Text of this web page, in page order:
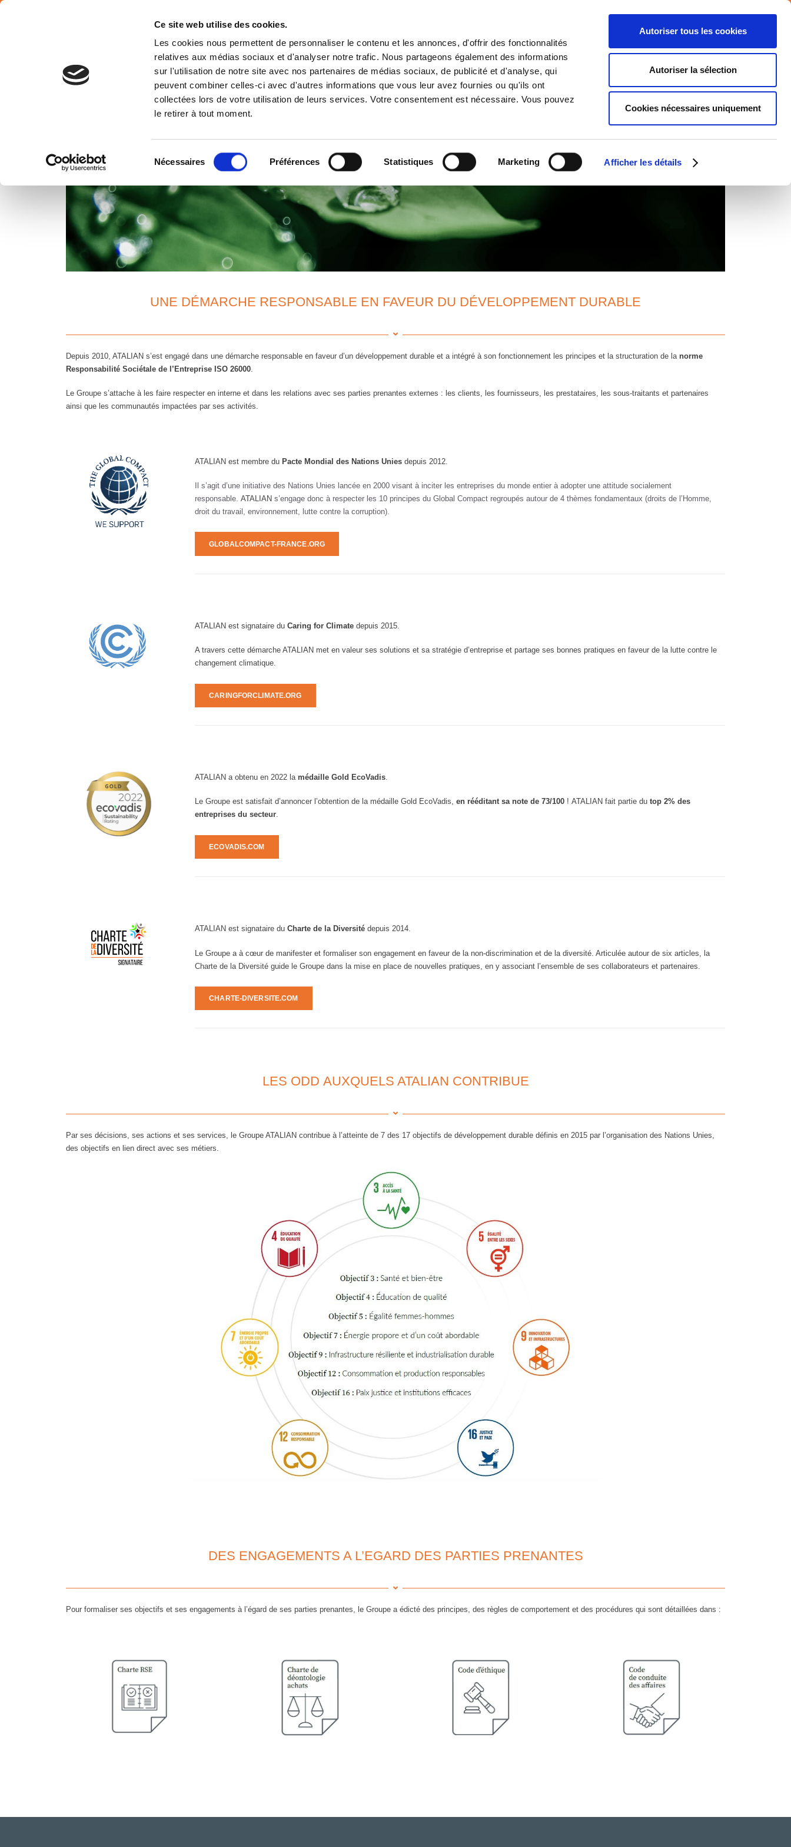
Ce site web utilise des cookies.
Les cookies nous permettent de personnaliser le contenu et les annonces, d'offrir des fonctionnalités
relatives aux médias sociaux et d'analyser notre trafic. Nous partageons également des informations
sur l'utilisation de notre site avec nos partenaires de médias sociaux, de publicité et d'analyse, qui
peuvent combiner celles-ci avec d'autres informations que vous leur avez fournies ou qu'ils ont
collectées lors de votre utilisation de leurs services. Votre consentement est nécessaire. Vous pouvez
le retirer à tout moment.
Nécessaires Préférences Statistiques Marketing Afficher les détails
Autoriser tous les cookies
Autoriser la sélection
Cookies nécessaires uniquement
A PROPOS SERVICES IMPLANTATIONS ENGAGEMENTS MEDIA
UNE DÉMARCHE RESPONSABLE EN FAVEUR DU DÉVELOPPEMENT DURABLE
Depuis 2010, ATALIAN s’est engagé dans une démarche responsable en faveur d’un développement durable et a intégré à son fonctionnement les principes et la structuration de la norme
Responsabilité Sociétale de l’Entreprise ISO 26000
Le Groupe s’attache à les faire respecter en interne et dans les relations avec ses parties prenantes externes : les clients, les fournisseurs, les prestataires, les sous-traitants et partenaires
ainsi que les communautés impactées par ses activités.
ATALIAN est membre duPacte Mondial des Nations Unies depuis 2012.
Il s’agit d’une initiative des Nations Unies lancée en 2000 visant à inciter les entreprises du monde entier à adopter une attitude socialement
responsable.ATALIAN s’engage donc à respecter les 10 principes du Global Compact regroupés autour de 4 thèmes fondamentaux (droits de l’Homme,
droit du travail, environnement, lutte contre la corruption).
GLOBALCOMPACT-FRANCE.ORG
ATALIAN est signataire duCaring for Climate depuis 2015.
A travers cette démarche ATALIAN met en valeur ses solutions et sa stratégie d’entreprise et partage ses bonnes pratiques en faveur de la lutte contre le
changement climatique.
CARINGFORCLIMATE.ORG
ATALIAN a obtenu en 2022 la médaille Gold EcoVadis
Le Groupe est satisfait d’annoncer l’obtention de la médaille Gold EcoVadis,en rééditant sa note de 73/100 ! ATALIAN fait partie dutop 2% des
entreprises du secteur.
ECOVADIS.COM
ATALIAN est signataire duCharte de la Diversitédepuis 2014.
Le Groupe a à cœur de manifester et formaliser son engagement en faveur de la non-discrimination et de la diversité. Articulée autour de six articles, la
Charte de la Diversité guide le Groupe dans la mise en place de nouvelles pratiques, en y associant l’ensemble de ses collaborateurs et partenaires.
CHARTE-DIVERSITE.COM
LES ODD AUXQUELS ATALIAN CONTRIBUE
Par ses décisions, ses actions et ses services, le Groupe ATALIAN contribue à l’atteinte de 7 des 17 objectifs de développement durable définis en 2015 par l’organisation des Nations Unies,
des objectifs en lien direct avec ses métiers.
DES ENGAGEMENTS A L’EGARD DES PARTIES PRENANTES
Pour formaliser ses objectifs et ses engagements à l’égard de ses parties prenantes, le Groupe a édicté des principes, des règles de comportement et des procédures qui sont détaillées dans :